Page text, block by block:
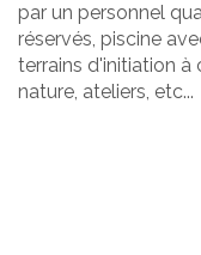
par un personnel
réservés, piscine
terrains d'initiation à
nature, ateliers, etc...